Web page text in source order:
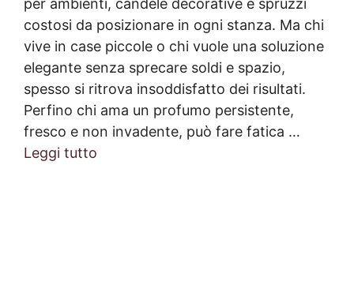
per ambienti, candele decorative e spruzzi
costosi da posizionare in ogni stanza. Ma chi
vive in case piccole o chi vuole una soluzione
elegante senza sprecare soldi e spazio,
spesso si ritrova insoddisfatto dei risultati.
Perfino chi ama un profumo persistente,
fresco e non invadente, può fare fatica …
Leggi tutto